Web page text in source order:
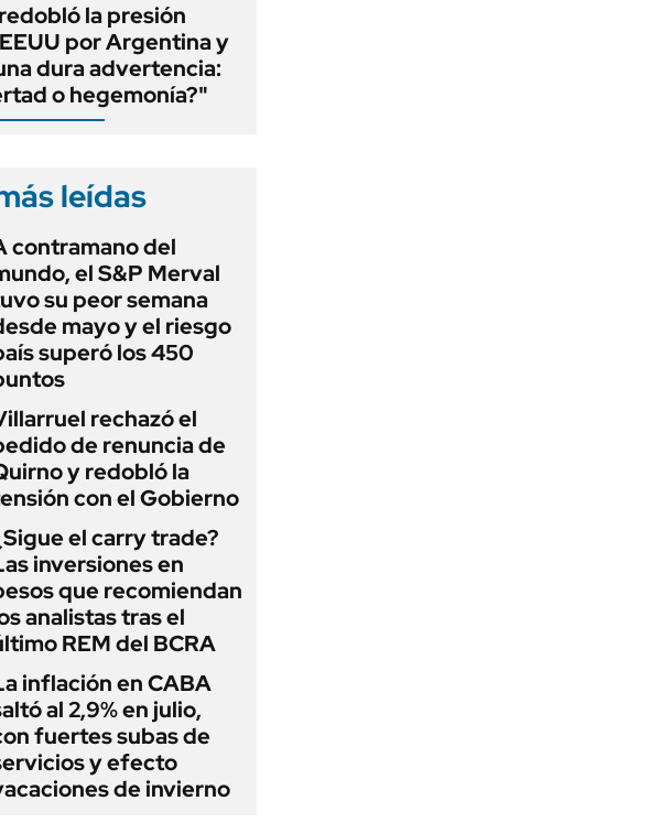
la presión
por Argentina y
dura advertencia:
o hegemonía?"
leídas
contramano del
el S&P Merval
su peor semana
mayo y el riesgo
superó los 450
rechazó el
de renuncia de
y redobló la
con el Gobierno
el carry trade?
inversiones en
que recomiendan
analistas tras el
REM del BCRA
inflación en CABA
al 2,9% en julio,
fuertes subas de
y efecto
de invierno